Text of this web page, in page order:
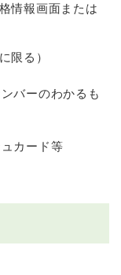
情報画面または
限る）
バーのわかるも
カード等